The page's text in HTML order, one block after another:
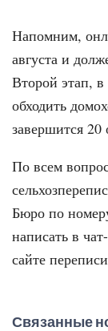
Напомним,
августа и
Второй этап, в
обходить
завершится 20
По всем
Бюро по
написать в
сайте
Связанные